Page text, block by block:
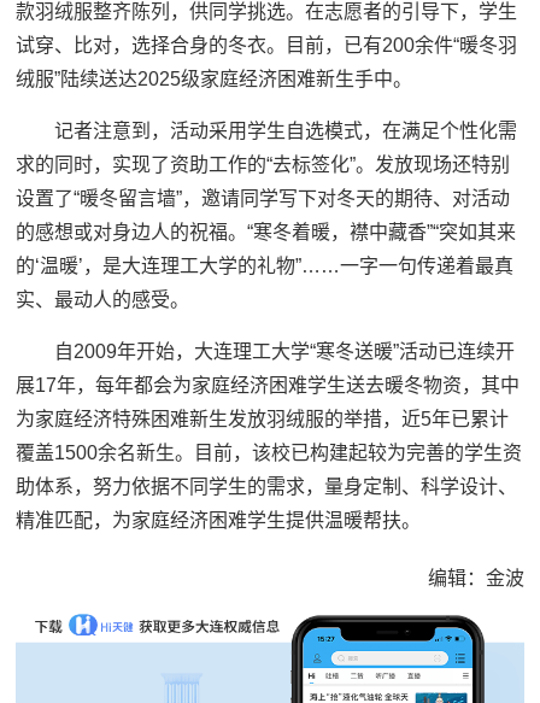
款羽绒服整齐陈列，供同学挑选。在志愿者的引导下，学生
试穿、比对，选择合身的冬衣。目前，已有200余件“暖冬羽
绒服”陆续送达2025级家庭经济困难新生手中。
记者注意到，活动采用学生自选模式，在满足个性化需
求的同时，实现了资助工作的“去标签化”。发放现场还特别
设置了“暖冬留言墙”，邀请同学写下对冬天的期待、对活动
的感想或对身边人的祝福。“寒冬着暖，襟中藏香”“突如其来
的‘温暖’，是大连理工大学的礼物”……一字一句传递着最真
实、最动人的感受。
自2009年开始，大连理工大学“寒冬送暖”活动已连续开
展17年，每年都会为家庭经济困难学生送去暖冬物资，其中
为家庭经济特殊困难新生发放羽绒服的举措，近5年已累计
覆盖1500余名新生。目前，该校已构建起较为完善的学生资
助体系，努力依据不同学生的需求，量身定制、科学设计、
精准匹配，为家庭经济困难学生提供温暖帮扶。
编辑：金波